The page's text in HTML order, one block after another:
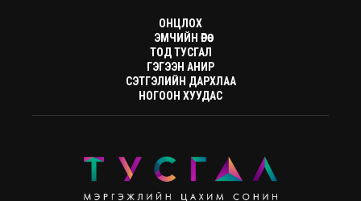
ОНЦЛОХ
ЭМЧИЙН ӨРӨӨ
ТОД ТУСГАЛ
ГЭГЭЭН АНИР
СЭТГЭЛИЙН ДАРХЛАА
НОГООН ХУУДАС